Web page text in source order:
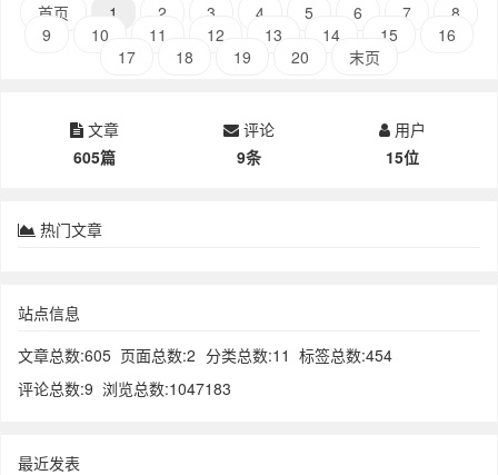
首页 1 2 3 4 5 6 7
8
9
10 11 12 13 14 15
16
17
18 19 20 末页
文章
605篇
评论
9条
用户
15位
热门文章
站点信息
文章总数:605 页面总数:2 分类总数:11 标签总数:454
评论总数:9 浏览总数:1047183
最近发表